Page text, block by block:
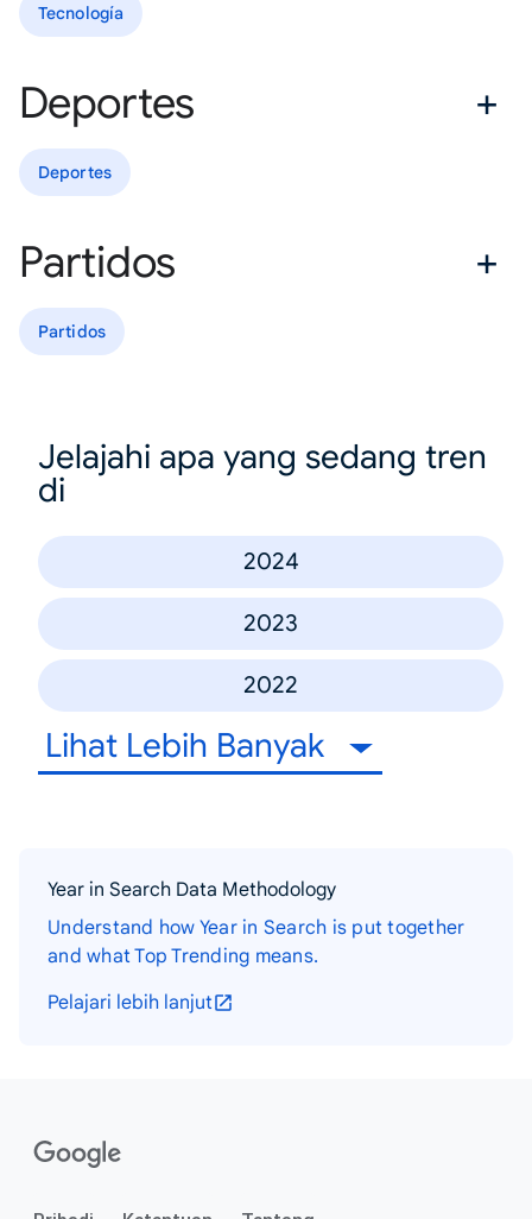
Tecnología
Deportes
Deportes
Partidos
Partidos
Jelajahi apa yang sedang tren
di
2024
2023
2022
Lihat Lebih Banyak
Year in Search Data Methodology
Understand how Year in Search is put together
and what Top Trending means.
Pelajari lebih lanjut